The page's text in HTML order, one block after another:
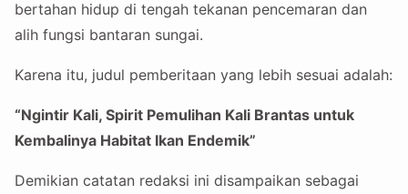
bertahan hidup di tengah tekanan pencemaran dan
alih fungsi bantaran sungai.
Karena itu, judul pemberitaan yang lebih sesuai adalah:
“Ngintir Kali, Spirit Pemulihan Kali Brantas untuk
Kembalinya Habitat Ikan Endemik”
Demikian catatan redaksi ini disampaikan sebagai